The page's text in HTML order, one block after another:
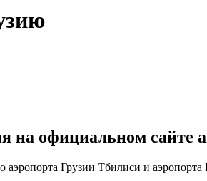
на официальном
аэропорта Грузии Тбилиси и